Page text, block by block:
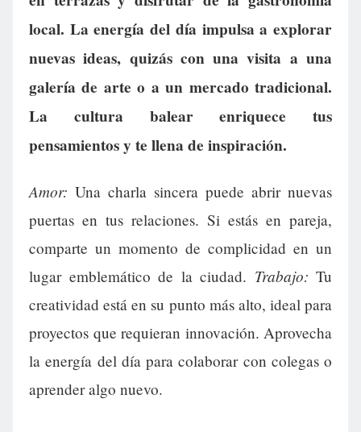
local. La energía del día impulsa a explorar
nuevas ideas, quizás con una visita a una
galería de arte o a un mercado tradicional.
La cultura balear enriquece tus
pensamientos y te llena de inspiración.
Amor: Una charla sincera puede abrir nuevas
puertas en tus relaciones. Si estás en pareja,
comparte un momento de complicidad en un
lugar emblemático de la ciudad. Trabajo: Tu
creatividad está en su punto más alto, ideal para
proyectos que requieran innovación. Aprovecha
la energía del día para colaborar con colegas o
aprender algo nuevo.